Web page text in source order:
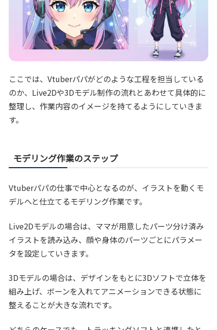
ここでは、Vtuberパパがどのような工程を担当している
のか、Live2Dや3Dモデル制作の流れとあわせて具体的に
整理し、作業内容のイメージを持てるようにしていきま
す。
モデリング作業のステップ
Vtuberパパの仕事で中心となるのが、イラストを動くモ
デルへと仕立てるモデリング作業です。
Live2Dモデルの場合は、ママが用意したパーツ分け済み
イラストを読み込み、顔や身体のパーツごとにパラメー
タを設定していきます。
3Dモデルの場合は、デザインをもとに3Dソフトで立体を
組み上げ、ボーンを入れてアニメーションできる状態に
整えることが大きな流れです。